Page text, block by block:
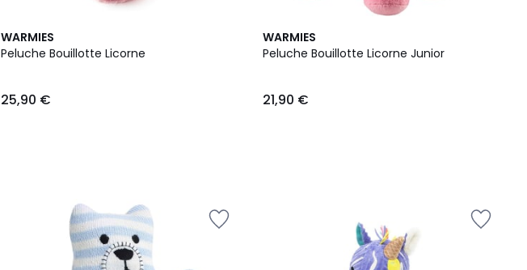
WARMIES
Peluche Bouillotte Licorne
25,90 €
WARMIES
Peluche Bouillotte Licorne Junior
21,90 €